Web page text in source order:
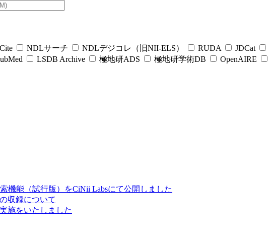
NDLサーチ NDLデジコレ（旧NII-ELS） RUDA JDCat
LSDB Archive 極地研ADS 極地研学術DB OpenAIRE
機能（試行版）をCiNii Labsにて公開しました
収録について
施をいたしました